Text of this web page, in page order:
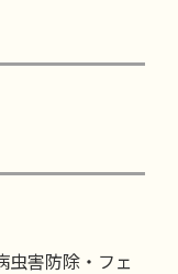
虫害防除・フェ